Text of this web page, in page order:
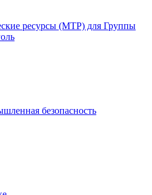
ресурсы (МТР) для Группы
безопасность